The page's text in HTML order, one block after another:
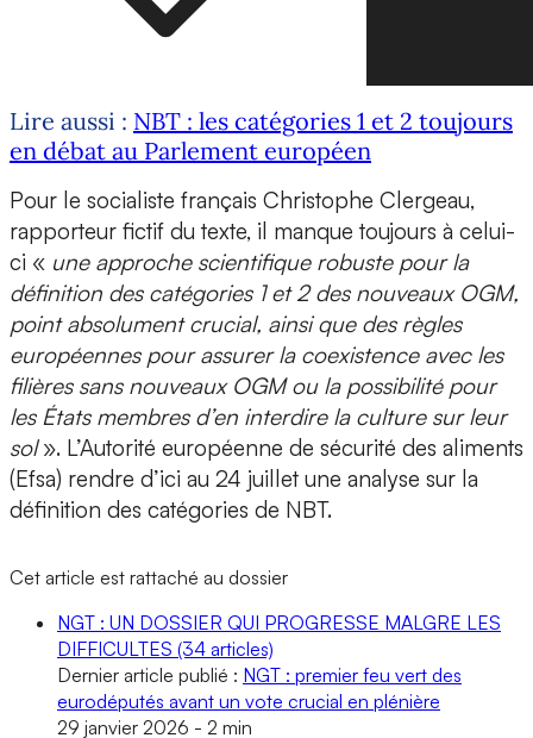
Lire aussi : NBT : les catégories 1 et 2 toujours
en débat au Parlement européen
Pour le socialiste français Christophe Clergeau,
rapporteur fictif du texte, il manque toujours à celui-
ci « une approche scientifique robuste pour la
définition des catégories 1 et 2 des nouveaux OGM,
point absolument crucial, ainsi que des règles
européennes pour assurer la coexistence avec les
filières sans nouveaux OGM ou la possibilité pour
les États membres d’en interdire la culture sur leur
sol». L’Autorité européenne de sécurité des aliments
(Efsa) rendre d’ici au 24 juillet une analyse sur la
définition des catégories de NBT.
Cet article est rattaché au dossier
NGT : UN DOSSIER QUI PROGRESSE MALGRE LES
DIFFICULTES (34 articles)
Dernier article publié : NGT : premier feu vert des
eurodéputés avant un vote crucial en plénière
29 janvier 2026 - 2 min